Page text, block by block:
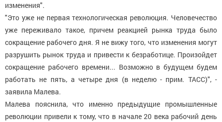
изменения".
"Это уже не первая технологическая революция. Человечество
уже переживало такое, причем реакцией рынка труда было
сокращение рабочего дня. Я не вижу того, что изменения могут
разрушить рынок труда и привести к безработице. Произойдет
сокращение рабочего времени... Возможно в будущем будем
работать не пять, а четыре дня (в неделю - прим. ТАСС)", -
заявила Малева.
Малева пояснила, что именно предыдущие промышленные
революции привели к тому, что в начале 20 века рабочий день